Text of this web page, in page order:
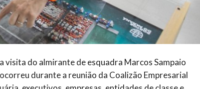
do almirante de esquadra Marcos Sampaio
durante a reunião da Coalizão Empresarial